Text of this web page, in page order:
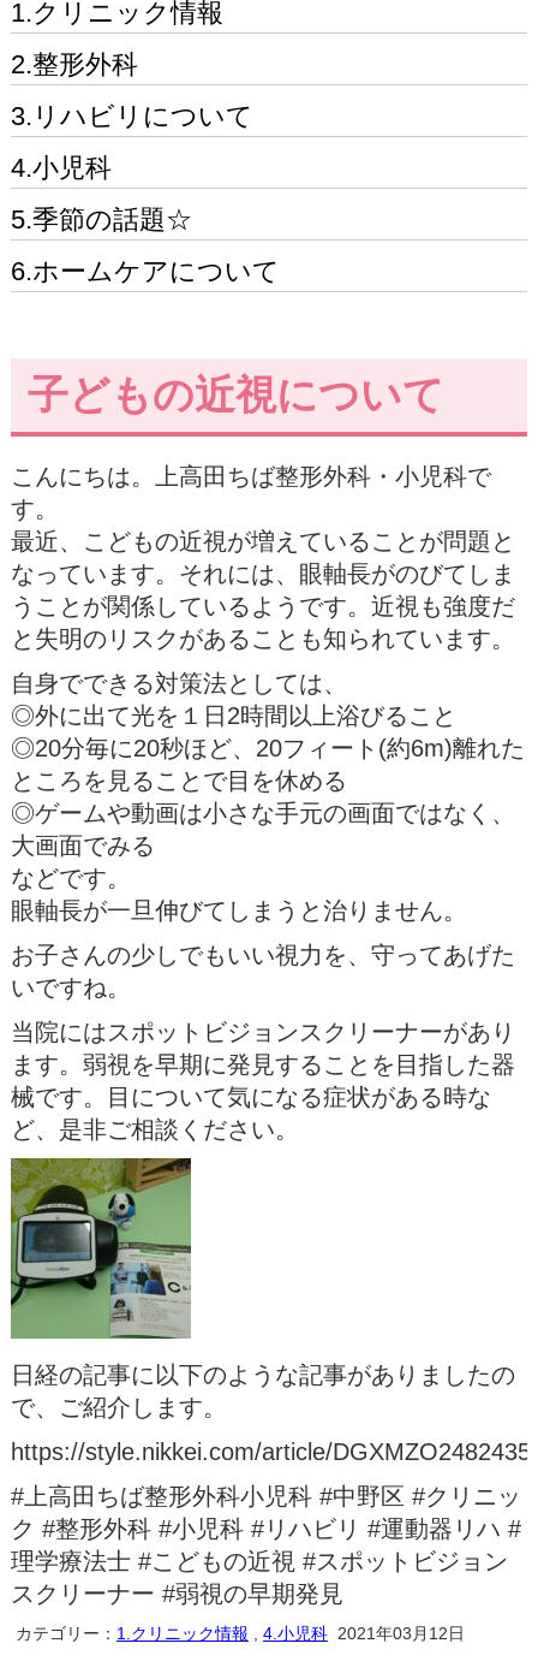
1.クリニック情報
2.整形外科
3.リハビリについて
4.小児科
5.季節の話題☆
6.ホームケアについて
子どもの近視について
こんにちは。上高田ちば整形外科・小児科で
す。
最近、こどもの近視が増えていることが問題と
なっています。それには、眼軸長がのびてしま
うことが関係しているようです。近視も強度だ
と失明のリスクがあることも知られています。
自身でできる対策法としては、
◎外に出て光を１日2時間以上浴びること
◎20分毎に20秒ほど、20フィート(約6m)離れた
ところを見ることで目を休める
◎ゲームや動画は小さな手元の画面ではなく、
大画面でみる
などです。
眼軸長が一旦伸びてしまうと治りません。
お子さんの少しでもいい視力を、守ってあげた
いですね。
当院にはスポットビジョンスクリーナーがあり
ます。弱視を早期に発見することを目指した器
械です。目について気になる症状がある時な
ど、是非ご相談ください。
日経の記事に以下のような記事がありましたの
で、ご紹介します。
https://style.nikkei.com/article/
#上高田ちば整形外科小児科 #中野区 #クリニッ
ク #整形外科 #小児科 #リハビリ #運動器リハ #
理学療法士 #こどもの近視 #スポットビジョン
スクリーナー #弱視の早期発見
カテゴリー： 1.クリニック情報 4.小児科 2021年03月12日